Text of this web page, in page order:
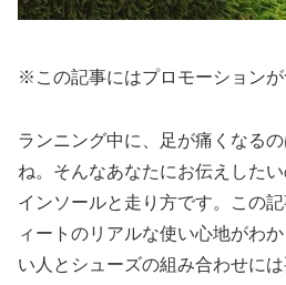
※この記事にはプロモーションが
ランニング中に、足が痛くなる
ね。そんなあなたにお伝えした
インソールと走り方です。この
ィートのリアルな使い心地がわ
い人とシューズの組み合わせには